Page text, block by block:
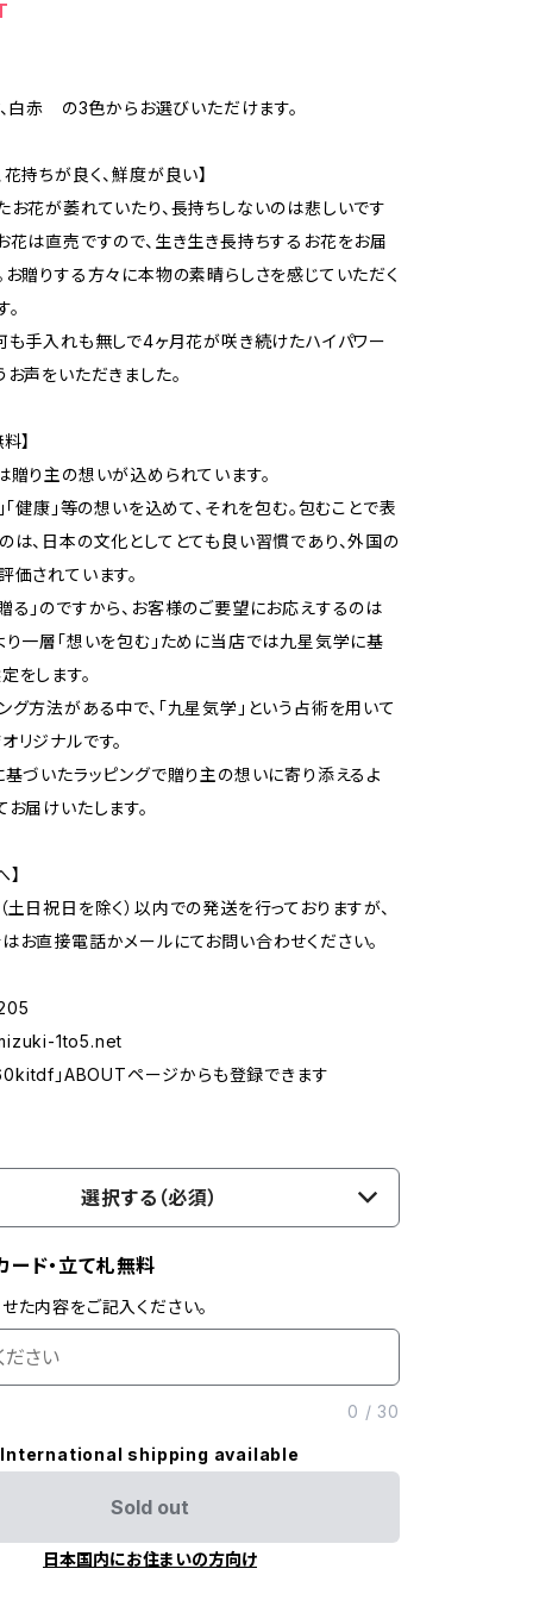
、白赤 の3色からお選びいただけます。
花持ちが良く、鮮度が良い】
お花が萎れていたり、長持ちしないのは悲しいです
花は直売ですので、生き生き長持ちするお花をお届
お贈りする方々に本物の素晴らしさを感じていただく
も手入れも無しで4ヶ月花が咲き続けたハイパワー
お声をいただきました。
】
贈り主の想いが込められています。
「健康」等の想いを込めて、それを包む。包むことで表
は、日本の文化としてとても良い習慣であり、外国の
価されています。
る」のですから、お客様のご要望にお応えするのは
り一層「想いを包む」ために当店では九星気学に基
をします。
グ方法がある中で、「九星気学」という占術を用いて
リジナルです。
基づいたラッピングで贈り主の想いに寄り添えるよ
お届けいたします。
日祝日を除く）以内での発送を行っておりますが、
お直接電話かメールにてお問い合わせください。
1to5.net
」ABOUTページからも登録できます
選択する（必須）
ード・立て札無料
た内容をご記入ください。
0 /30
International shipping available
Sold out
日本国内にお住まいの方向け